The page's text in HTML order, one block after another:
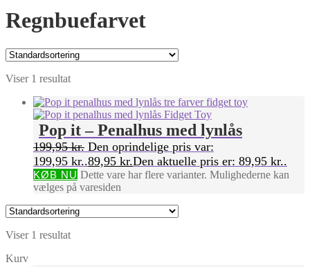
Regnbuefarvet
Viser 1 resultat
Pop it – Penalhus med lynlås
199,95kr. Den oprindelige pris var:
199,95 kr..89,95 kr.Den aktuelle pris er: 89,95 kr..
KØB NU Dette vare har flere varianter. Mulighederne kan
vælges på varesiden
Viser 1 resultat
Kurv